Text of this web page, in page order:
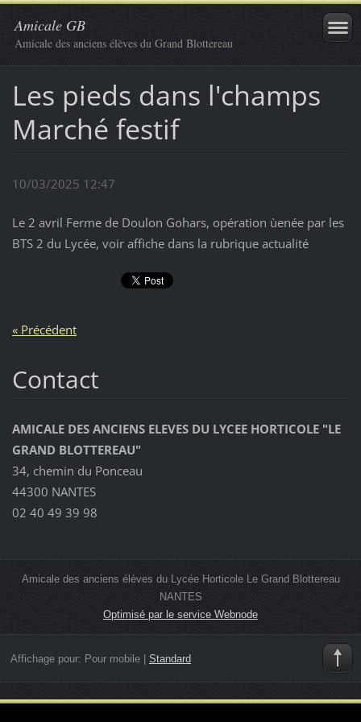
Amicale GB
Amicale des anciens élèves du Grand Blottereau
Les pieds dans l'champs
Marché festif
10/03/2025 12:47
Le 2 avril Ferme de Doulon Gohars, opération ùenée par les
BTS 2 du Lycée, voir affiche dans la rubrique actualité
« Précédent
Contact
AMICALE DES ANCIENS ELEVES DU LYCEE HORTICOLE "LE
GRAND BLOTTEREAU"
34, chemin du Ponceau
44300 NANTES
02 40 49 39 98
Amicale des anciens élèves du Lycée Horticole Le Grand Blottereau
NANTES
Optimisé par le service Webnode
Affichage pour: Pour mobile| Standard